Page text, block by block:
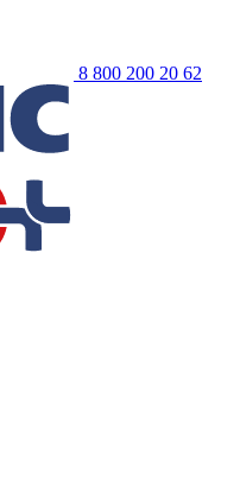
8 800 200 20 62